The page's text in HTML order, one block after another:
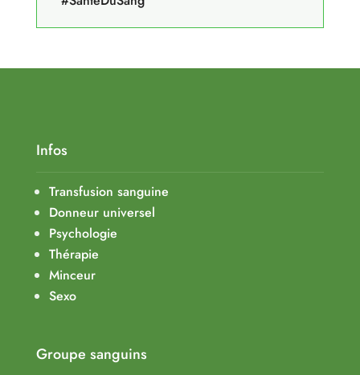
Infos
Transfusion sanguine
Donneur universel
Psychologie
Thérapie
Minceur
Sexo
Groupe sanguins